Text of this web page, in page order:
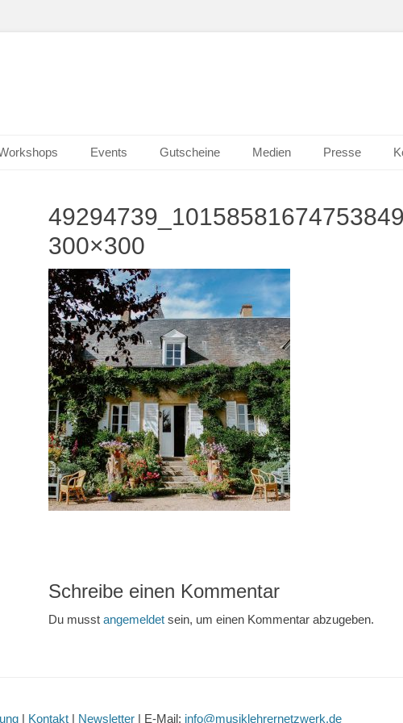
2.0
in Wiesbaden
Events Gutscheine Medien Presse
300×300
Schreibe einen Kommentar
Du musst angemeldet sein, um einen Kommentar abzugeben.
| Kontakt | Newsletter | E-Mail: info@musiklehrernetzwerk.de